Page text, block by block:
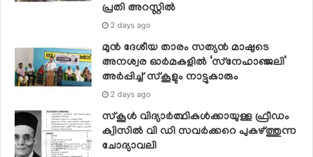
പ്രതി അറസ്റ്റിൽ
2 days ago
മുൻ ദേശീയ താരം സത്യൻ മാഷുടെ
അനശ്വര ഓർമകളിൽ ‘സ്‌നേഹാഞ്ജലി’
അർപ്പിച്ച് സ്കൂളും നാട്ടുകാരും
2 days ago
സ്‌കൂള്‍ വിദ്യാര്‍ത്ഥികള്‍ക്കായുള്ള ഫ്രീഡം
ക്വിസില്‍ വി ഡി സവര്‍ക്കറെ പുകഴ്ത്തുന്ന
ചോദ്യാവലി